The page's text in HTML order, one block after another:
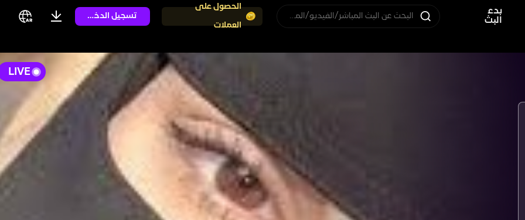
بدء
البث
البحث عن البث المباشر/الفيديو/المستخدم
الحصول على
العملات
تسجيل الدخول
LIVE